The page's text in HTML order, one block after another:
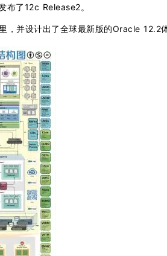
布了12c Release2。
，并设计出了全球最新版的Oracle 12.2